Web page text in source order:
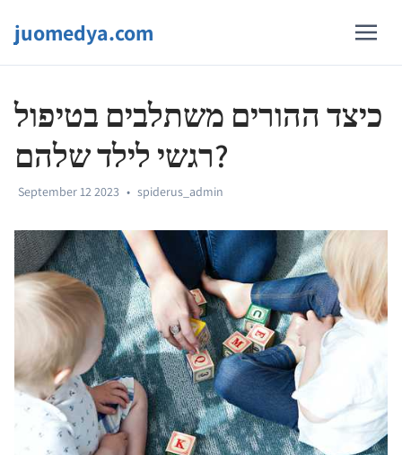
juomedya.com
כיצד ההורים משתלבים בטיפול
רגשי לילד שלהם?
September 12 2023 • spiderus_admin